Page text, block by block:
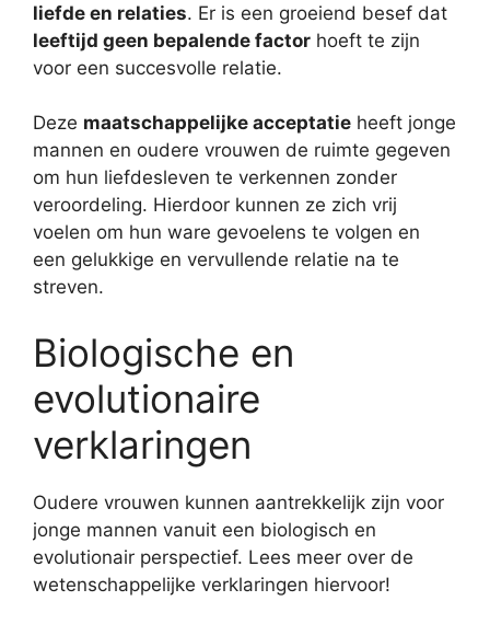
liefde en relaties. Er is een groeiend besef dat
leeftijd geen bepalende factor hoeft te zijn
voor een succesvolle relatie.
Deze maatschappelijke acceptatie heeft jonge
mannen en oudere vrouwen de ruimte gegeven
om hun liefdesleven te verkennen zonder
veroordeling. Hierdoor kunnen ze zich vrij
voelen om hun ware gevoelens te volgen en
een gelukkige en vervullende relatie na te
streven.
Biologische en
evolutionaire
verklaringen
Oudere vrouwen kunnen aantrekkelijk zijn voor
jonge mannen vanuit een biologisch en
evolutionair perspectief. Lees meer over de
wetenschappelijke verklaringen hiervoor!